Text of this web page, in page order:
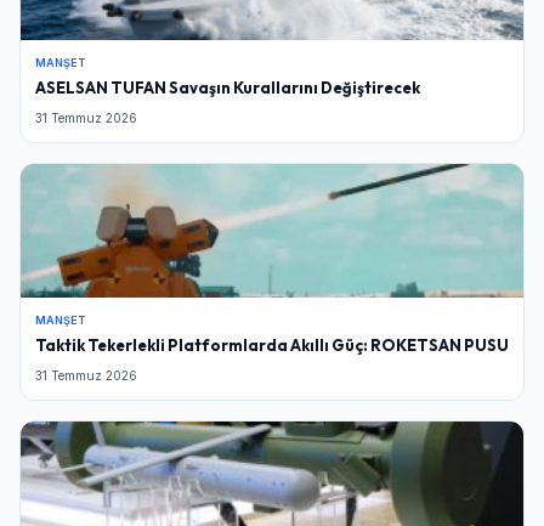
MANŞET
ASELSAN TUFAN Savaşın Kurallarını Değiştirecek
31 Temmuz 2026
MANŞET
Taktik Tekerlekli Platformlarda Akıllı Güç: ROKETSAN PUSU
31 Temmuz 2026